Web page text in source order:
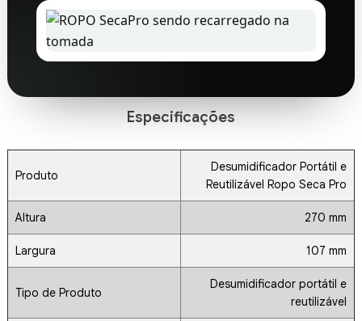
Especificações
Produto
Desumidificador Portátil e
Reutilizável Ropo Seca Pro
Altura 270 mm
Largura 107 mm
Tipo de Produto
Desumidificador portátil e
reutilizável